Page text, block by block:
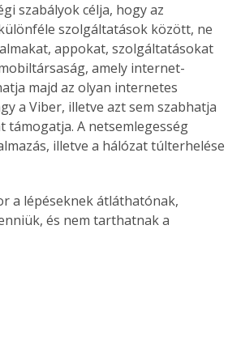
szabályok célja, hogy az
szolgáltatások között, ne
appokat, szolgáltatásokat
amely internet-
majd az olyan internetes
a Viber, illetve azt sem szabhatja
támogatja. A netsemlegesség
illetve a hálózat túlterhelése
a lépéseknek átláthatónak,
és nem tarthatnak a